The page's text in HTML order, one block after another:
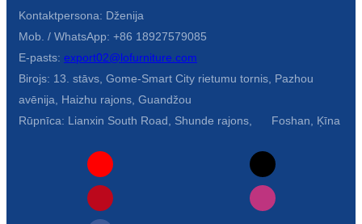
Kontaktpersona: Dženija
Mob. / WhatsApp: +86 18927579085
E-pasts: export02@lofurniture.com
Birojs: 13. stāvs, Gome-Smart City rietumu tornis, Pazhou
avēnija, Haizhu rajons, Guandžou
Rūpnīca: Lianxin South Road, Shunde rajons, Foshan, Ķīna